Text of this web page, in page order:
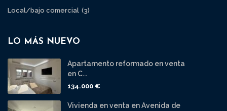
Local/bajo comercial (3)
LO MÁS NUEVO
Apartamento reformado en venta
en C...
134.000 €
Vivienda en venta en Avenida de